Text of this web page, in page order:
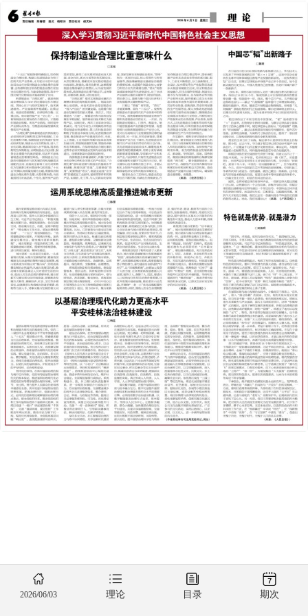
前一版 2026年06月03日
2026/06/03 理论 目录 期次